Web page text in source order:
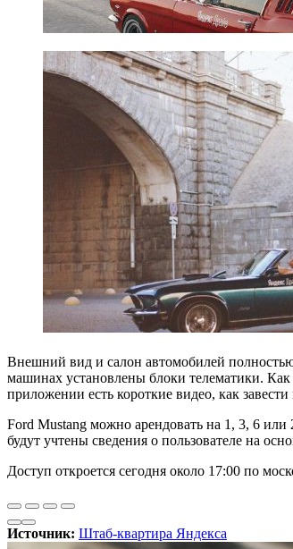
Внешний вид и салон автомобилей
машинах установлены блоки телематики.
приложении есть короткие видео, как
Ford Mustang можно арендовать на 1, 3, 6
будут учтены сведения о пользователе на
Доступ откроется сегодня около 17:00 по
Источник: Штаб-квартира Яндекса